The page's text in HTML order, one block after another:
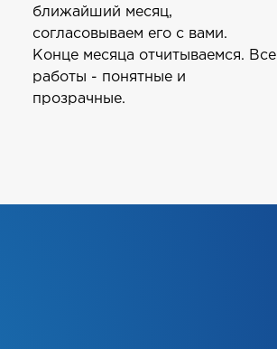
ближайший месяц,
согласовываем его с вами.
Конце месяца отчитываемся. Все
работы - понятные и
прозрачные.